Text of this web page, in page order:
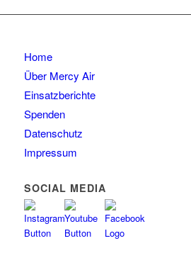
Home
Über Mercy Air
Einsatzberichte
Spenden
Datenschutz
Impressum
SOCIAL MEDIA